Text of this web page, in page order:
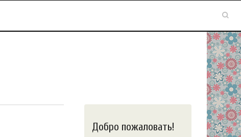
Добро пожаловать!